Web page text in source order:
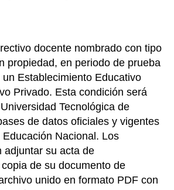
docente nombrado con tipo
propiedad, en periodo de prueba
Establecimiento Educativo
Privado. Esta condición será
Tecnológica de
de datos oficiales y vigentes
Nacional. Los
adjuntar su acta de
de su documento de
unido en formato PDF con